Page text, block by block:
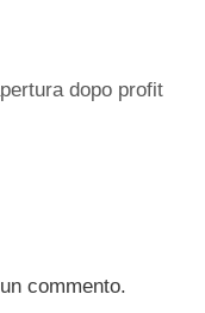
dopo profit
commento.